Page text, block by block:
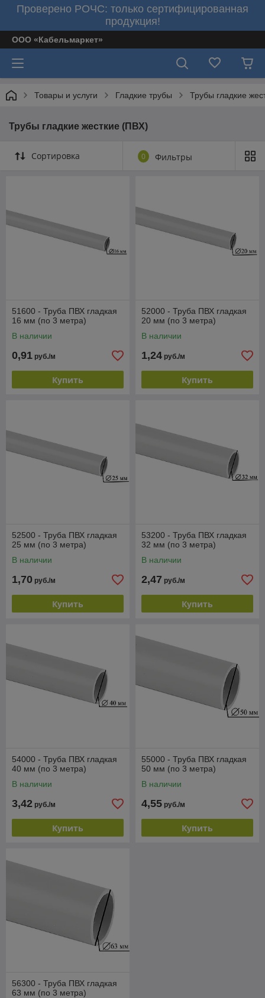
Проверено РОЧС: только сертифицированная
продукция!
ООО «Кабельмаркет»
Товары и услуги Гладкие трубы Трубы гладкие
Трубы гладкие жесткие (ПВХ)
Сортировка 0 Фильтры
51600 - Труба ПВХ гладкая
16 мм (по 3 метра)
В наличии
0,91 руб./м
Купить
52000 - Труба ПВХ гладкая
20 мм (по 3 метра)
В наличии
1,24 руб./м
Купить
52500 - Труба ПВХ гладкая
25 мм (по 3 метра)
В наличии
1,70 руб./м
Купить
53200 - Труба ПВХ гладкая
32 мм (по 3 метра)
В наличии
2,47 руб./м
Купить
54000 - Труба ПВХ гладкая
40 мм (по 3 метра)
В наличии
3,42 руб./м
Купить
55000 - Труба ПВХ гладкая
50 мм (по 3 метра)
В наличии
4,55 руб./м
Купить
56300 - Труба ПВХ гладкая
63 мм (по 3 метра)